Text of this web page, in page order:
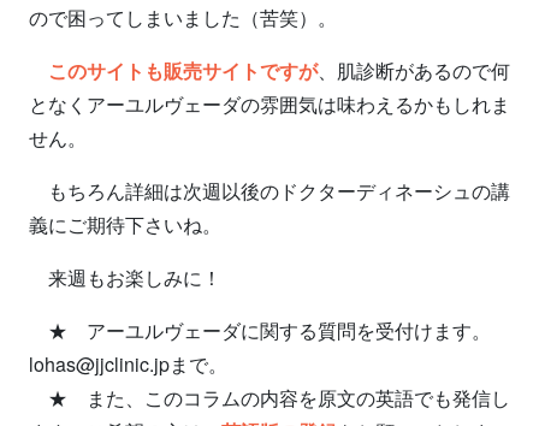
ので困ってしまいました（苦笑）。
このサイトも販売サイトですが、肌診断があるので何
となくアーユルヴェーダの雰囲気は味わえるかもしれま
せん。
もちろん詳細は次週以後のドクターディネーシュの講
義にご期待下さいね。
来週もお楽しみに！
★ アーユルヴェーダに関する質問を受付けます。
lohas@jjclinic.jpまで。
★ また、このコラムの内容を原文の英語でも発信し